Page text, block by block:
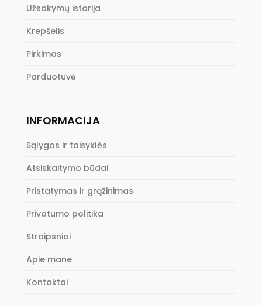
Užsakymų istorija
Krepšelis
Pirkimas
Parduotuvė
INFORMACIJA
Sąlygos ir taisyklės
Atsiskaitymo būdai
Pristatymas ir grąžinimas
Privatumo politika
Straipsniai
Apie mane
Kontaktai